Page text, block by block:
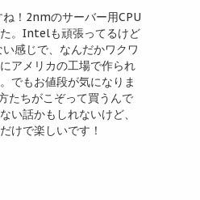
！2nmのサーバー用CPU
。Intelも頑張ってるけど
感じで、なんだかワクワ
アメリカの工場で作られ
でもお値段が気になりま
たちがこぞって買うんで
い話かもしれないけど、
けで楽しいです！